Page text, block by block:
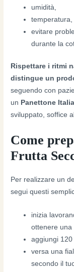
umidità,
temperatura,
evitare
durante la
Rispettare i ritmi
distingue un
seguendo con
un Panettone
sviluppato, soffice
Come
Frutta
Per realizzare un
segui questi
inizia
ottenere una
aggiungi
versa una
secondo il